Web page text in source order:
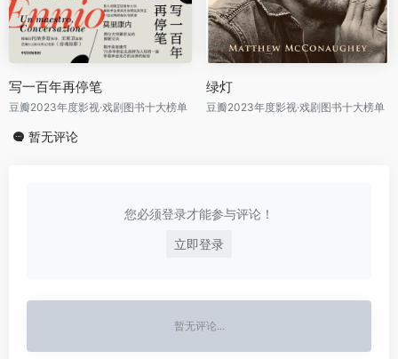
写一百年再停笔
豆瓣2023年度影视·戏剧图书十大榜单
绿灯
豆瓣2023年度影视·戏剧图书十大榜单
暂无评论
您必须登录才能参与评论！
立即登录
暂无评论...